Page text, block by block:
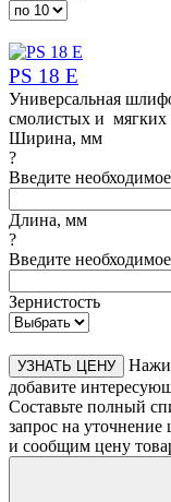
PS 18 E
Универсальная
смолистых и мягких
Ширина, мм
?
Введите
Длина, мм
?
Введите
Зернистость
УЗНАТЬ ЦЕНУ
добавите
Составьте полный
запрос на
и сообщим цену